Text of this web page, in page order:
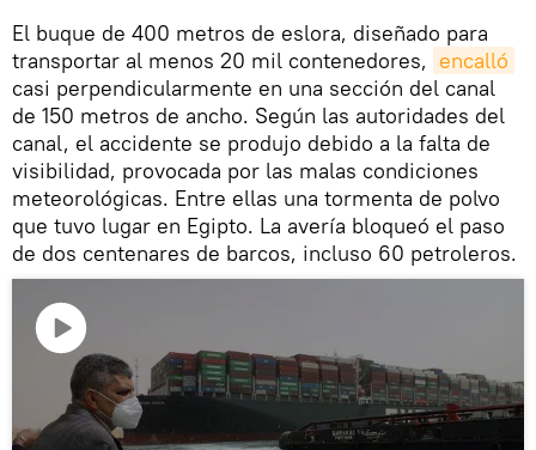
El buque de 400 metros de eslora, diseñado para
transportar al menos 20 mil contenedores, encalló
casi perpendicularmente en una sección del canal
de 150 metros de ancho. Según las autoridades del
canal, el accidente se produjo debido a la falta de
visibilidad, provocada por las malas condiciones
meteorológicas. Entre ellas una tormenta de polvo
que tuvo lugar en Egipto. La avería bloqueó el paso
de dos centenares de barcos, incluso 60 petroleros.
Reproducir
vídeo